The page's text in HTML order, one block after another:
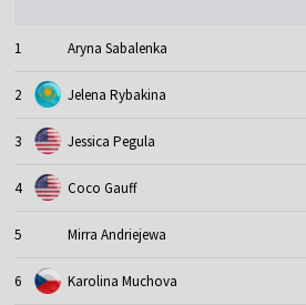
1 Aryna Sabalenka
2 Jelena Rybakina
3 Jessica Pegula
4 Coco Gauff
5 Mirra Andriejewa
6 Karolina Muchova